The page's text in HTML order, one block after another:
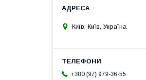
Київ, Київ, Україна
+380 (97) 979-36-55